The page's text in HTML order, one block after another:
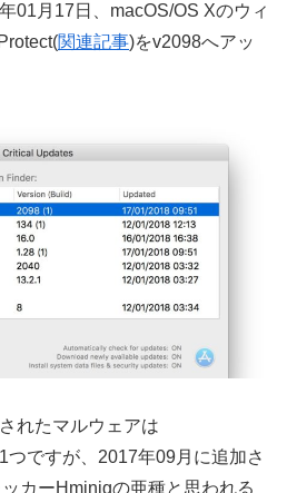
01月17日、macOS/OS Xのウィ
関連記事)をv2098へアッ
れたマルウェアは
つですが、2017年09月に追加さ
カーHminigの亜種と思われる